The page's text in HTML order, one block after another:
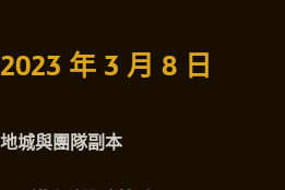
2023 年 3 月 8 日
地城與團隊副本